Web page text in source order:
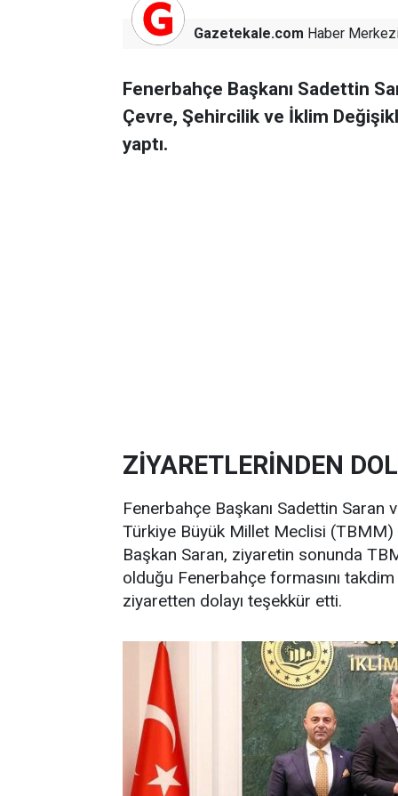
Gazetekale.com Haber
Fenerbahçe Başkanı Sadettin
Çevre, Şehircilik ve İklim
yaptı.
ZİYARETLERİNDEN
Fenerbahçe Başkanı Sadettin Saran
Türkiye Büyük Millet Meclisi (TBMM)
Başkan Saran, ziyaretin sonunda
olduğu Fenerbahçe formasını
ziyaretten dolayı teşekkür etti.